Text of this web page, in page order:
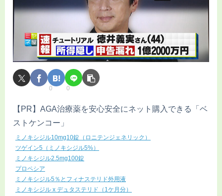
0 0
【PR】AGA治療薬を安心安全にネット購入できる「ベ
ストケンコー」
ミノキシジル10mg10錠（ロニテンジェネリック）
ツゲイン5（ミノキシジル5%）
ミノキシジル2.5mg100錠
プロペシア
ミノキシジル5％とフィナステリド外用液
ミノキシジル x デュタステリド（1ケ月分）